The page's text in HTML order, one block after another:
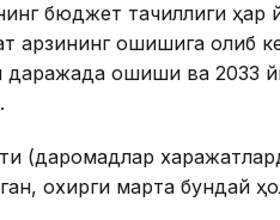
бюджет тақчиллиги ҳар
ошишига олиб
даражада ошиши ва 2033
(даромадлар
охирги марта бундай